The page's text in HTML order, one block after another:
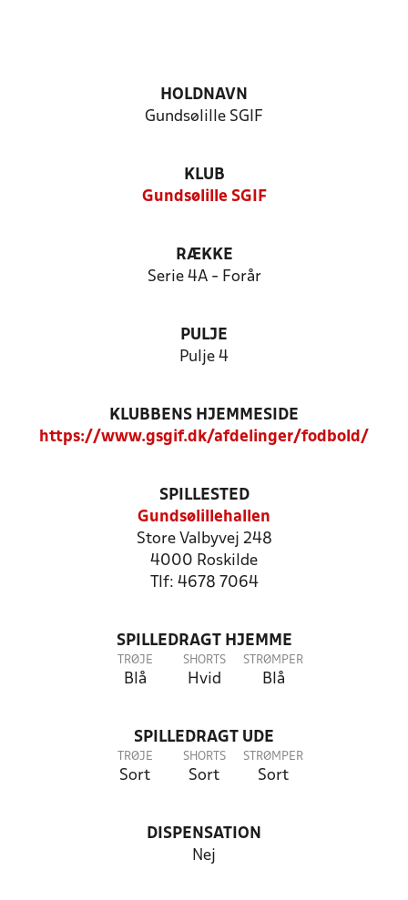
HOLDNAVN
Gundsølille SGIF
KLUB
Gundsølille SGIF
RÆKKE
Serie 4A - Forår
PULJE
Pulje 4
KLUBBENS HJEMMESIDE
https://www.gsgif.dk/afdelinger/fodbold/
SPILLESTED
Gundsølillehallen
Store Valbyvej 248
4000 Roskilde
Tlf: 4678 7064
SPILLEDRAGT HJEMME
TRØJE
Blå
SHORTS
Hvid
STRØMPER
Blå
SPILLEDRAGT UDE
TRØJE
Sort
SHORTS
Sort
STRØMPER
Sort
DISPENSATION
Nej